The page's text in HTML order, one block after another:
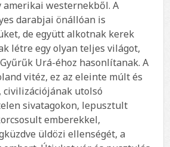
amerikai westernekből. A
darabjai önállóan is
de együtt alkotnak kerek
létre egy olyan teljes világot,
Urá-éhoz hasonlítanak. A
vitéz, ez az eleinte múlt és
utolsó
sivatagokon, lepusztult
emberekkel,
üldözi ellenségét, a